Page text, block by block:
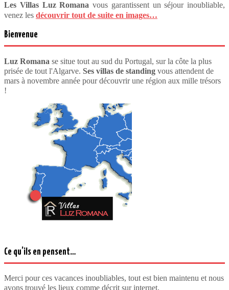
Les Villas Luz Romana vous garantissent un séjour inoubliable,
venez les découvrir tout de suite en images…
Bienvenue
Luz Romana se situe tout au sud du Portugal, sur la côte la plus
prisée de tout l'Algarve. Ses villas de standing vous attendent de
mars à novembre année pour découvrir une région aux mille trésors
!
Ce qu’ils en pensent…
Merci pour ces vacances inoubliables, tout est bien maintenu et nous
avons trouvé les lieux comme décrit sur internet.